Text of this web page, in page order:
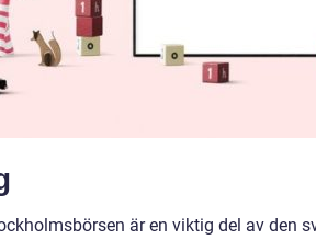
är en viktig del av den